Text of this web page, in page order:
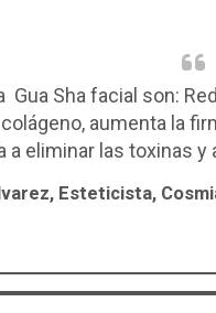
Sha facial son:
aumenta la
a eliminar las toxinas
Esteticista,